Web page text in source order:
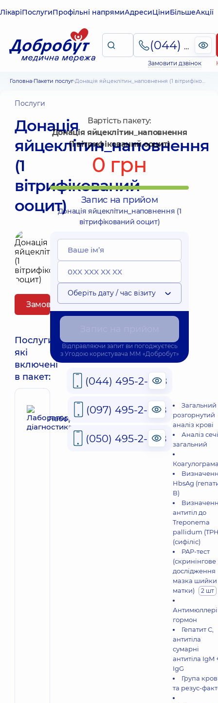
ЛікаріПослугиПрофільні напрямиАдресиЦіниБільшеАкції
(044) 495-2-888
Замовити дзвінок
Головна Пакети послуг Донація яйцеклітин_наповнення (1 вітрифікований ооцит)
Послуги
Донація
яйцеклітин_наповнення
(1
вітрифікований
ооцит)
Замовити пакет
Послуги,
які
включені
в пакет:
Лабораторна діагностика
Загальний
розгорнутий
аналіз крові
Аналіз сечі
загальний
HbsAg
В)
антитіл до
Treponema
pallidum
(сифіліс)
PAP-тест
(скринінгове
дослідження
мазка шийки
матки)
2 шт
гормон
Гепатит С,
антитіла
сумарні
антитіла IgM
IgG
Група
та резус-
Вартість пакету:
Донація яйцеклітин_наповнення
(1 вітрифікований ооцит)
0 грн
Запис на прийом
Донація яйцеклітин_наповнення (1
вітрифікований ооцит)
Оберіть дату / час візиту
Відправляючи запит ви погоджуєтесь
з Угодою користувача ММ «Добробут»
(044) 495-2-888
(097) 495-2-888
(050) 495-2-888